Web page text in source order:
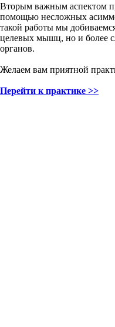
Вторым важным аспектом
помощью несложных
такой работы мы
целевых мышц, но и более
органов.
Желаем вам приятной
Перейти к практике >>